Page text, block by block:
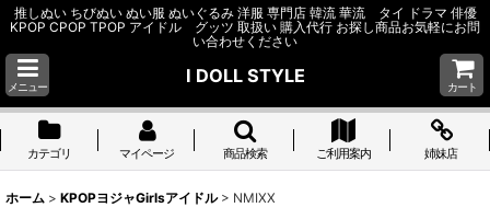
推しぬい ちびぬい ぬい服 ぬいぐるみ 洋服 専門店 韓流 華流 タイ ドラマ 俳優
KPOP CPOP TPOP アイドル グッツ 取扱い 購入代行 お探し商品お気軽にお問
い合わせください
メニュー
I DOLL STYLE
カート
カテゴリ マイページ 商品検索 ご利用案内 姉妹店
ホーム > KPOPヨジャGirlsアイドル > NMIXX